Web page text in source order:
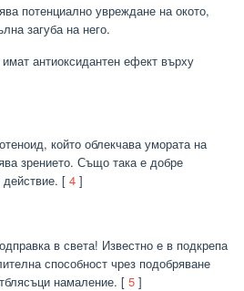
потенциално увреждане на окото,
загуба на него.
антиоксидантен ефект върху
който облекчава умората на
зрението. Също така е добре
действие. [ 4 ]
в света! Известно е в подкрепа
способност чрез подобряване
намаление. [ 5 ]